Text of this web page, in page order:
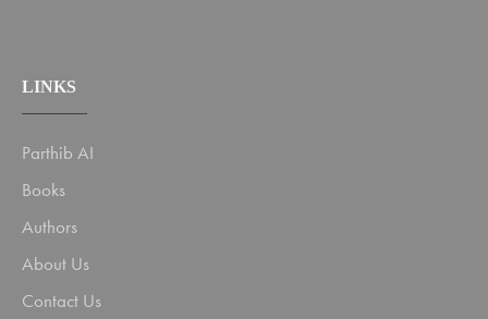
LINKS
Parthib AI
Books
Authors
About Us
Contact Us